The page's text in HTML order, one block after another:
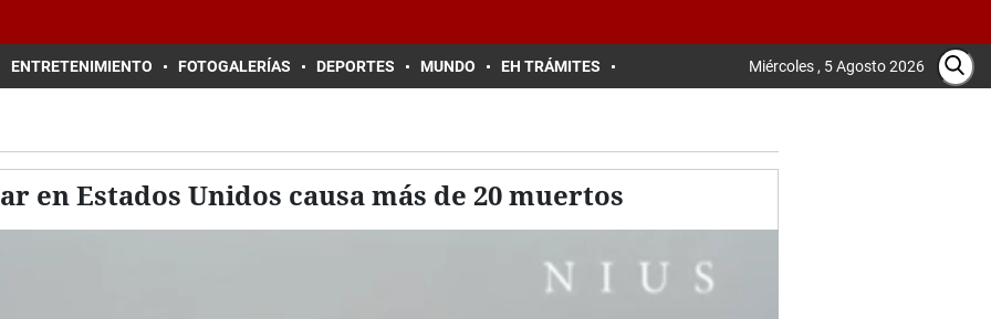
ENTRETENIMIENTO FOTOGALERÍAS DEPORTES MUNDO EH TRÁMITES Miércoles , 5 Agosto 2026
en Estados Unidos causa más de 20 muertos